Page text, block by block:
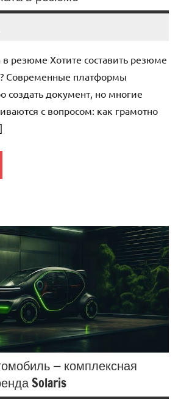
в резюме Хотите составить резюме
Современные платформы
создать документ, но многие
с вопросом: как грамотно
— комплексная
Solaris